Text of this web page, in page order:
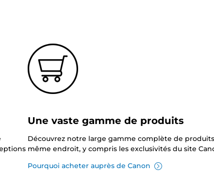
Une vaste gamme de produits
Découvrez notre large gamme complète de
même endroit, y compris les exclusivités du site
Pourquoi acheter auprès de Canon